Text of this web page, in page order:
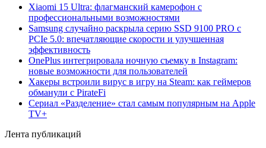
Xiaomi 15 Ultra: флагманский камерофон с
профессиональными возможностями
Samsung случайно раскрыла серию SSD 9100 PRO с
PCIe 5.0: впечатляющие скорости и улучшенная
эффективность
OnePlus интегрировала ночную съемку в Instagram:
новые возможности для пользователей
Хакеры встроили вирус в игру на Steam: как геймеров
обманули с PirateFi
Сериал «Разделение» стал самым популярным на Apple
TV+
Лента публикаций